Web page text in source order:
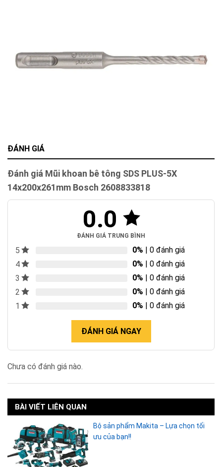
ĐÁNH GIÁ
Đánh giá Mũi khoan bê tông SDS PLUS-5X
14x200x261mm Bosch 2608833818
0.0
ĐÁNH GIÁ TRUNG BÌNH
5 0% | 0 đánh giá
4
0% | 0 đánh giá
3
0% | 0 đánh giá
2
0% | 0 đánh giá
1
0% | 0 đánh giá
ĐÁNH GIÁ NGAY
Chưa có đánh giá nào.
BÀI VIẾT LIÊN QUAN
Bộ sản phẩm Makita – Lựa chọn tối
ưu của bạn!!